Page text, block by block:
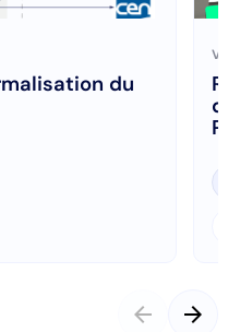
du
arrow_back arrow_forward